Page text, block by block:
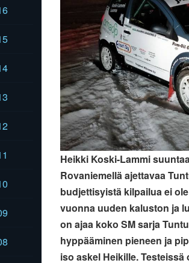
Heikki Koski-Lammi
Rovaniemellä ajettavaa
budjettisyistä kilpailua ei
vuonna uuden kaluston ja
on ajaa koko SM sarja
hyppääminen pieneen ja
iso askel Heikille.